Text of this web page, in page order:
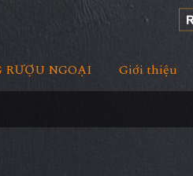
RƯỢU NGOẠI Giới thiệu